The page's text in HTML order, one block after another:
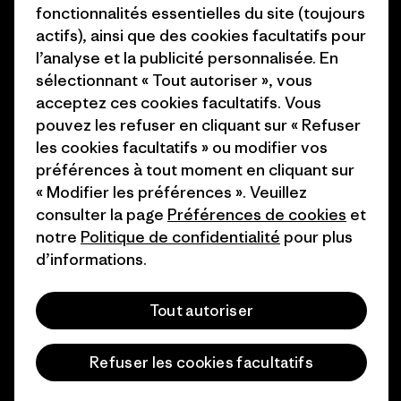
1% For The Planet
Comment nous finançons
Nos magasins
Presse et media
Industry program
Programme d’affiliation
Patagonia Suisse Plan du site
© 2026 Patagonia, Inc. All Rights Reserved.
français
fonctionnalités essentielles du site (toujours
actifs), ainsi que des cookies facultatifs pour
l’analyse et la publicité personnalisée. En
sélectionnant « Tout autoriser », vous
acceptez ces cookies facultatifs. Vous
pouvez les refuser en cliquant sur « Refuser
les cookies facultatifs » ou modifier vos
préférences à tout moment en cliquant sur
« Modifier les préférences ». Veuillez
consulter la page Préférences de cookies et
notre Politique de confidentialité pour plus
d’informations.
Tout autoriser
Refuser les cookies facultatifs